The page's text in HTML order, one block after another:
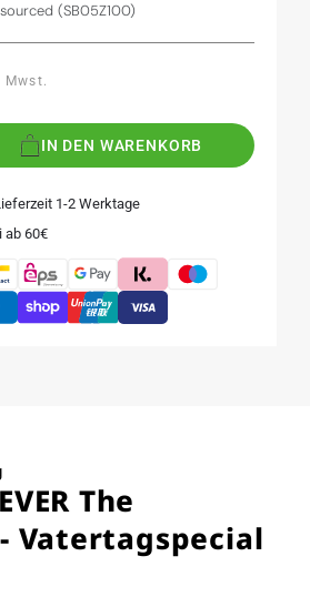
(SB05Z100)
IN DEN WARENKORB
1-2 Werktage
ab 60€
The
Vatertagspecial